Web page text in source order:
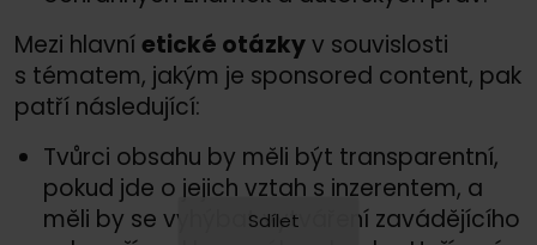
Mezi hlavníetické otázkyv souvislosti
s tématem, jakým je sponsored content, pak
patří následující:
Tvůrci obsahu by měli být transparentní,
pokud jde o jejich vztah s inzerentem, a
měli by se vyhýbat vytváření zavádějícího
Sdílet